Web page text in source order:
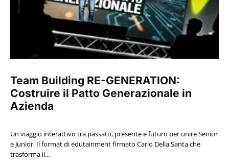
Team Building RE-GENERATION:
Costruire il Patto Generazionale in
Azienda
Un viaggio interattivo tra passato, presente e futuro per unire Senior
e Junior. Il format di edutainment firmato Carlo Della Santa che
trasforma il...